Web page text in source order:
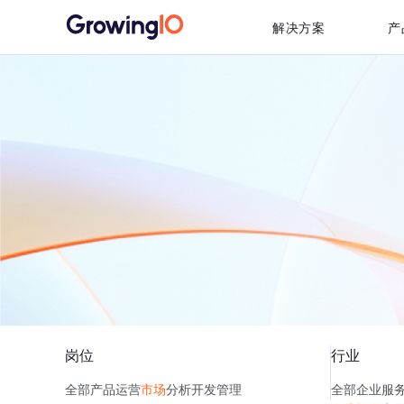
解决方案 产
岗位
全部产品运营市场分析开发管理
行业
全部企业服